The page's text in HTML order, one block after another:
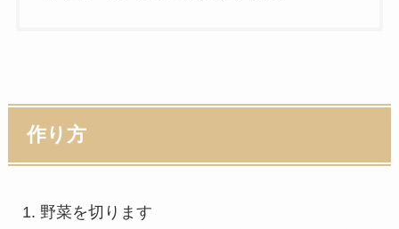
作り方
野菜を切ります